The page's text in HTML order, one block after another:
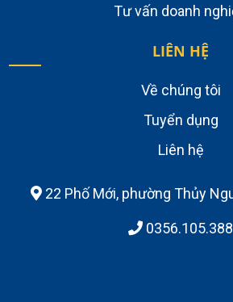
Tư vấn doanh
LIÊN HỆ
Về chúng tôi
Tuyển dụng
Liên hệ
22 Phố Mới, phường Thủy
0356.105.388